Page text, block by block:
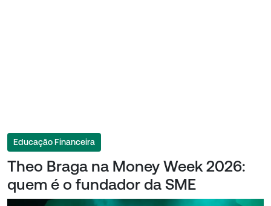
Educação Financeira
Theo Braga na Money Week 2026:
quem é o fundador da SME